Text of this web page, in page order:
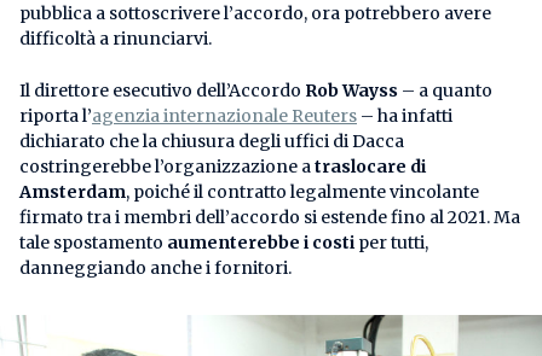
pubblica a sottoscrivere l’accordo, ora potrebbero avere
difficoltà a rinunciarvi.
Il direttore esecutivo dell’Accordo Rob Wayss – a quanto
riporta l’agenzia internazionale Reuters – ha infatti
dichiarato che la chiusura degli uffici di Dacca
costringerebbe l’organizzazione atraslocare di
Amsterdam, poiché il contratto legalmente vincolante
firmato tra i membri dell’accordo si estende fino al 2021. Ma
tale spostamento aumenterebbe i costi per tutti,
danneggiando anche i fornitori.